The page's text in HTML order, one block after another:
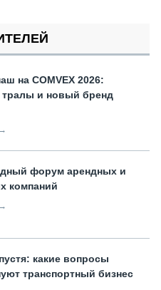
на COMVEX 2026:
тралы и новый бренд
форум арендных и
компаний
какие вопросы
транспортный бизнес